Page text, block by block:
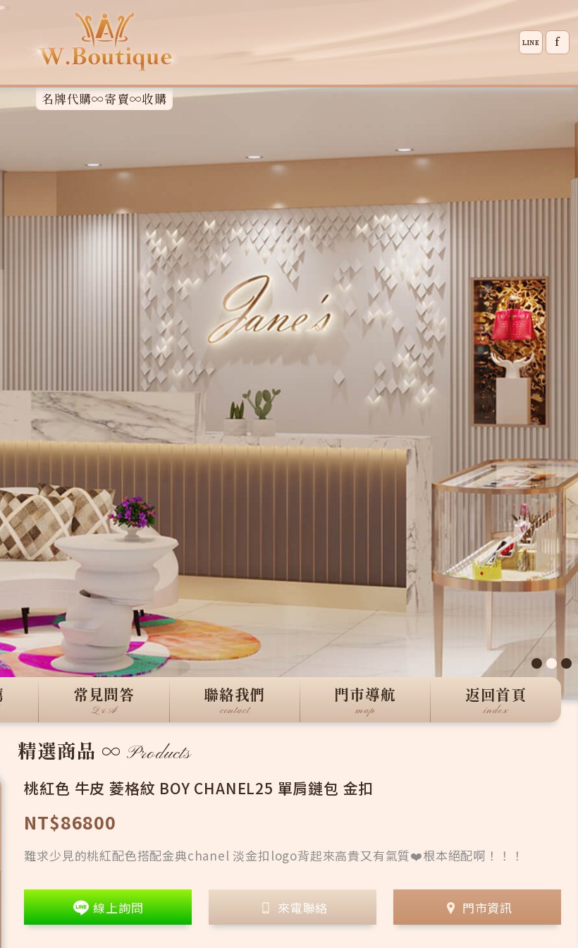
● ● ●
常見問答
Q&A
聯絡我們
contact
門市導航
map
返回首頁
index
精選商品 ∞Products
桃紅色 牛皮 菱格紋 BOY CHANEL25 單肩鏈包 金扣
NT$86800
難求少見的桃紅配色搭配金典chanel 淡金扣logo背起來高貴又有氣質❤️根本絕配啊！！！
線上詢問 來電聯絡 門市資訊
名牌代購∞寄賣∞收購